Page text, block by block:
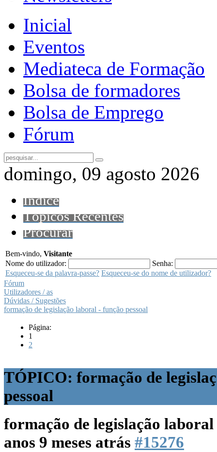
Inicial
Eventos
Mediateca de Formação
Bolsa de formadores
Bolsa de Emprego
Fórum
domingo, 09 agosto 2026
Índice
Tópicos Recentes
Procurar
Bem-vindo, Visitante
Nome do utilizador:
Senha:
Esqueceu-se da palavra-passe? Esqueceu-se do nome de utilizador?
Fórum
Utilizadores / as
Dúvidas / Sugestões
formação de legislação laboral - função pessoal
Página:
1
2
TÓPICO: formação de
pessoal
formação de legislação
anos 9 meses atrás #15276